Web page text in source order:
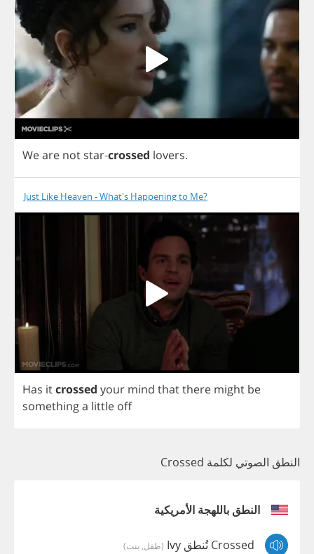
Weare not star-crossed lovers.
Just Like Heaven - What's Happening to Me?
Has itcrossed your mind thatthere might be
somethinga little off
النطق الصوتي لكلمة Crossed
النطق باللهجة الأمريكية
Crossed تُنطق Ivy (طفل, بنت)